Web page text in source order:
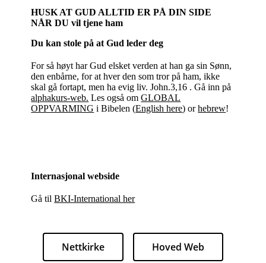
HUSK AT GUD ALLTID ER PÅ DIN SIDE
NÅR DU vil tjene ham
Du kan stole på at Gud leder deg
For så høyt har Gud elsket verden at han ga sin Sønn,
den enbårne, for at hver den som tror på ham, ikke
skal gå fortapt, men ha evig liv. John.3,16 . Gå inn på
alphakurs-web. Les også omGLOBAL
OPPVARMING i Bibelen (English here) orhebrew!
Internasjonal webside
Gå tilBKI-International her
Nettkirke Hoved Web